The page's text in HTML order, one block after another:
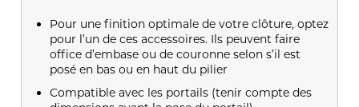
Pour une finition optimale de votre clôture, optez
pour l’un de ces accessoires. Ils peuvent faire
office d’embase ou de couronne selon s’il est
posé en bas ou en haut du pilier
Compatible avec les portails (tenir compte des